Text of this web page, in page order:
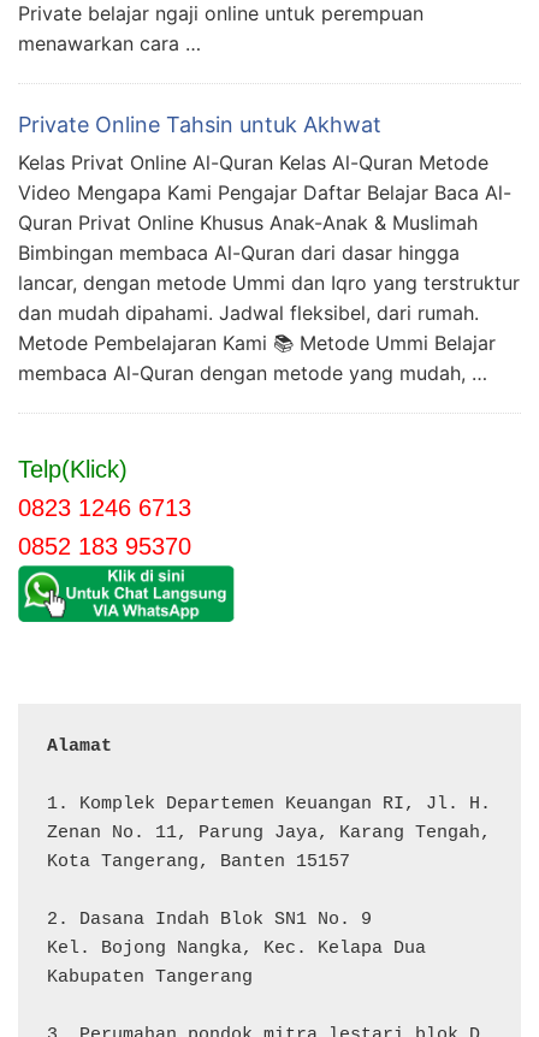
Private belajar ngaji online untuk perempuan
menawarkan cara …
Private Online Tahsin untuk Akhwat
Kelas Privat Online Al-Quran Kelas Al-Quran Metode
Video Mengapa Kami Pengajar Daftar Belajar Baca Al-
Quran Privat Online Khusus Anak-Anak & Muslimah
Bimbingan membaca Al-Quran dari dasar hingga
lancar, dengan metode Ummi dan Iqro yang terstruktur
dan mudah dipahami. Jadwal fleksibel, dari rumah.
Metode Pembelajaran Kami 📚 Metode Ummi Belajar
membaca Al-Quran dengan metode yang mudah, …
Telp(Klick)
0823 1246 6713
0852 183 95370
Alamat
1. Komplek Departemen Keuangan RI, Jl. H.
Zenan No. 11, Parung Jaya, Karang Tengah,
Kota Tangerang, Banten 15157
2. Dasana Indah Blok SN1 No. 9
Kel. Bojong Nangka, Kec. Kelapa Dua
Kabupaten Tangerang